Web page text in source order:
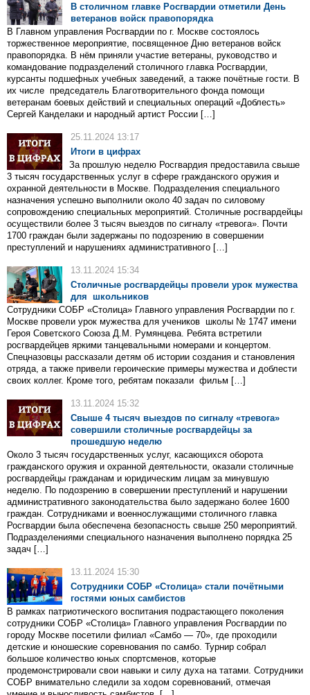
В столичном главке Росгвардии отметили День
ветеранов войск правопорядка
В Главном управления Росгвардии по г. Москве состоялось
торжественное мероприятие, посвященное Дню ветеранов войск
правопорядка. В нём приняли участие ветераны, руководство и
командование подразделений столичного главка Росгвардии,
курсанты подшефных учебных заведений, а также почётные гости. В
их числе председатель Благотворительного фонда помощи
ветеранам боевых действий и специальных операций «Доблесть»
Сергей Канделаки и народный артист России […]
25.11.2024 13:17
Итоги в цифрах
За прошлую неделю Росгвардия предоставила свыше
3 тысяч государственных услуг в сфере гражданского оружия и
охранной деятельности в Москве. Подразделения специального
назначения успешно выполнили около 40 задач по силовому
сопровождению специальных мероприятий. Столичные росгвардейцы
осуществили более 3 тысяч выездов по сигналу «тревога». Почти
1700 граждан были задержаны по подозрению в совершении
преступлений и нарушениях административного […]
13.11.2024 15:34
Столичные росгвардейцы провели урок мужества
для школьников
Сотрудники СОБР «Столица» Главного управления Росгвардии по г.
Москве провели урок мужества для учеников школы № 1747 имени
Героя Советского Союза Д.М. Румянцева. Ребята встретили
росгвардейцев яркими танцевальными номерами и концертом.
Спецназовцы рассказали детям об истории создания и становления
отряда, а также привели героические примеры мужества и доблести
своих коллег. Кроме того, ребятам показали фильм […]
13.11.2024 15:32
Свыше 4 тысяч выездов по сигналу «тревога»
совершили столичные росгвардейцы за
прошедшую неделю
Около 3 тысяч государственных услуг, касающихся оборота
гражданского оружия и охранной деятельности, оказали столичные
росгвардейцы гражданам и юридическим лицам за минувшую
неделю. По подозрению в совершении преступлений и нарушении
административного законодательства было задержано более 1600
граждан. Сотрудниками и военнослужащими столичного главка
Росгвардии была обеспечена безопасность свыше 250 мероприятий.
Подразделениями специального назначения выполнено порядка 25
задач […]
13.11.2024 15:30
Сотрудники СОБР «Столица» стали почётными
гостями юных самбистов
В рамках патриотического воспитания подрастающего поколения
сотрудники СОБР «Столица» Главного управления Росгвардии по
городу Москве посетили филиал «Самбо — 70», где проходили
детские и юношеские соревнования по самбо. Турнир собрал
большое количество юных спортсменов, которые
продемонстрировали свои навыки и силу духа на татами. Сотрудники
СОБР внимательно следили за ходом соревнований, отмечая